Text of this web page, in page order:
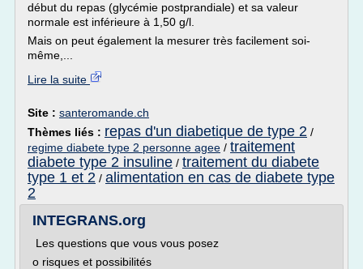
début du repas (glycémie postprandiale) et sa valeur
normale est inférieure à 1,50 g/l.
Mais on peut également la mesurer très facilement soi-
même,...
Lire la suite
Site : santeromande.ch
Thèmes liés : repas d'un diabetique de type 2 /
regime diabete type 2 personne agee / traitement
diabete type 2 insuline / traitement du diabete
type 1 et 2 / alimentation en cas de diabete type
2
INTEGRANS.org
Les questions que vous vous posez
o risques et possibilités